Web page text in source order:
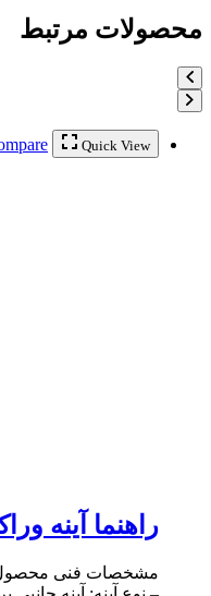
محصولات مرتبط
Quick View
راهنما آینه
مشخصات فنی